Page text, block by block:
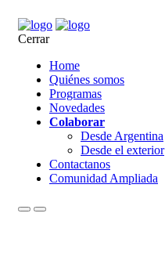
Cerrar
Home
Quiénes somos
Programas
Novedades
Colaborar
Desde Argentina
Desde el exterior
Contactanos
Comunidad Ampliada